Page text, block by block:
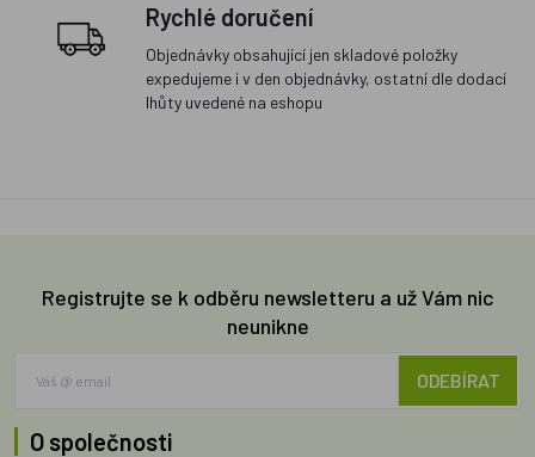
Rychlé doručení
Objednávky obsahující jen skladové položky
expedujeme i v den objednávky, ostatní dle dodací
lhůty uvedené na eshopu
Registrujte se k odběru newsletteru a už Vám nic
neunikne
ODEBÍRAT
O společnosti